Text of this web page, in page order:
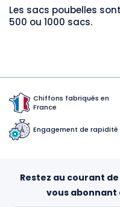
Les sacs poubelles
500 ou 1000 sacs.
Chiffons fabriqués en
France
Engagement de rapidité
Restez au courant
vous abonnant